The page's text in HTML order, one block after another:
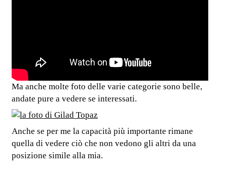
Ma anche molte foto delle varie categorie sono belle,
andate pure a vedere se interessati.
Anche se per me la capacità più importante rimane
quella di vedere ciò che non vedono gli altri da una
posizione simile alla mia.